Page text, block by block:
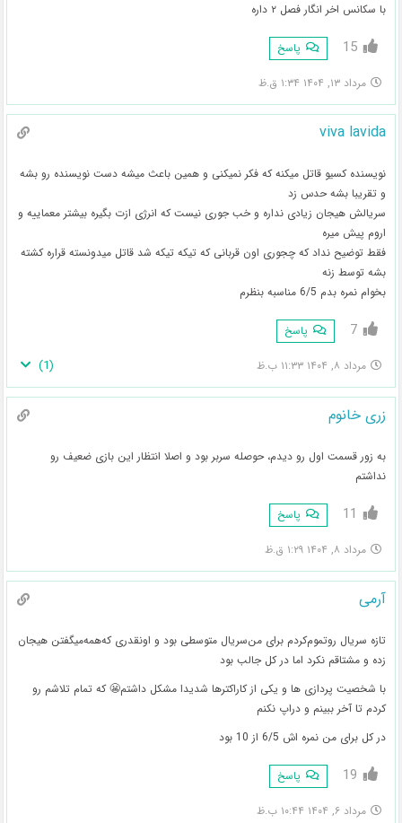
با سکانس اخر انگار فصل ۲ داره
15 پاسخ
مرداد ۱۳, ۱۴۰۴ ۱:۳۴ ق.ظ
viva lavida
نویسنده کسیو قاتل میکنه که فکر نمیکنی و همین باعث میشه دست نویسنده رو بشه
و تقریبا بشه حدس زد
سریالش هیجان زیادی نداره و خب جوری نیست که انرژی ازت بگیره بیشتر معماییه و
اروم پیش میره
فقط توضیح نداد که چجوری اون قربانی که تیکه تیکه شد قاتل میدونسته قراره کشته
بشه توسط زنه
بخوام نمره بدم 6/5 مناسبه بنظرم
7 پاسخ
مرداد ۸, ۱۴۰۴ ۱۱:۳۳ ب.ظ (
1
)
زری خانوم
به زور قسمت اول رو دیدم، حوصله سربر بود و اصلا انتظار این بازی ضعیف رو
نداشتم
11 پاسخ
مرداد ۸, ۱۴۰۴ ۱:۲۹ ق.ظ
آرمی
تازه سریال رو‌تموم‌کردم برای من‌سریال متوسطی بود و اونقدری که‌همه‌میگفتن هیجان
زده و مشتاقم نکرد اما در کل جالب بود
با شخصیت پردازی ها و یکی از کاراکترها شدیدا مشکل داشتم😬 که تمام تلاشم رو
کردم تا آخر ببینم و دراپ نکنم
در کل برای من نمره اش 6/5 از 10 بود
19 پاسخ
مرداد ۶, ۱۴۰۴ ۱۰:۴۴ ب.ظ